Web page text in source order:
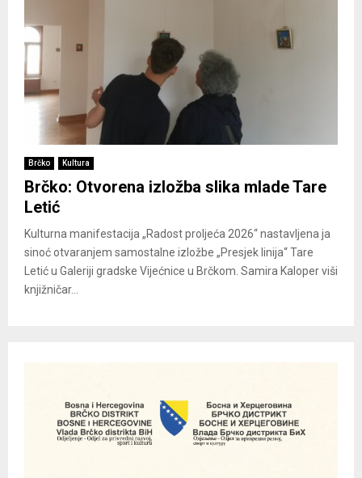
Brčko Kultura
Brčko: Otvorena izložba slika mlade Tare
Letić
Kulturna manifestacija „Radost proljeća 2026“ nastavljena ja
sinoć otvaranjem samostalne izložbe „Presjek linija“ Tare
Letić u Galeriji gradske Vijećnice u Brčkom. Samira Kaloper viši
knjižničar...